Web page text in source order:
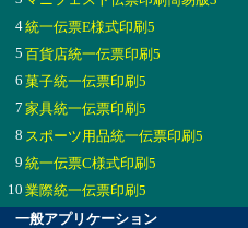
4統一伝票E様式印刷5
5 百貨店統一伝票印刷5
6 菓子統一伝票印刷5
7 家具統一伝票印刷5
8 スポーツ用品統一伝票印刷5
9 統一伝票C様式印刷5
10 業際統一伝票印刷5
一般アプリケーション